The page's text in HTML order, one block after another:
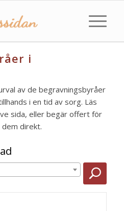
i
av de begravningsbyråer
i en tid av sorg. Läs
sida, eller begär offert för
direkt.